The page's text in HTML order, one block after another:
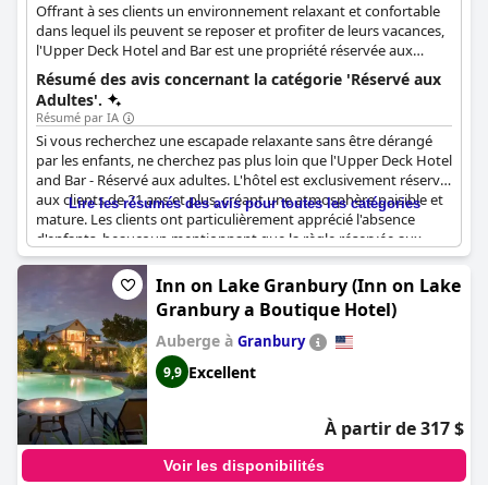
Offrant à ses clients un environnement relaxant et confortable
dans lequel ils peuvent se reposer et profiter de leurs vacances,
l'Upper Deck Hotel and Bar est une propriété réservée aux
adultes qui n'accueille que des personnes âgées de plus de 18
ans. Avec ses options d'hébergement confortables, son bar au
bord de la piscine et ses fêtes excitantes, cet hôtel est idéal pour
les clients qui souhaitent passer des moments excitants et
amusants dans un hébergement convivial.
Résumé des avis concernant la catégorie 'Réservé aux
Adultes'.
Résumé par IA
Si vous recherchez une escapade relaxante sans être dérangé
par les enfants, ne cherchez pas plus loin que l'Upper Deck Hotel
and Bar - Réservé aux adultes. L'hôtel est exclusivement réservé
aux clients de 21 ans et plus, créant une atmosphère paisible et
mature. Les clients ont particulièrement apprécié l'absence
d'enfants, beaucoup mentionnant que la règle réservée aux
adultes les avait convaincus de choisir cet établissement. Les
espaces de jacuzzi et de piscine étaient parfaits pour que les
adultes se détendent et se relaxent. Le spectacle de drag
queens était également un favori parmi les clients, offrant un
divertissement de premier ordre pour un hôtel à prix
raisonnable. L'hôtel est principalement une communauté gay,
donc ceux qui recherchent de tels espaces pourraient le trouver
particulièrement attrayant. L'établissement est proche de la
plage, ce qui en fait une option tout compris idéale pour des
vacances sans enfants. Dans l'ensemble, les clients
recommandent cet hôtel à tous ceux qui recherchent une
expérience réservée aux adultes.
Lire les résumés des avis pour toutes les catégories
Inn on Lake Granbury (Inn on Lake
Granbury a Boutique Hotel)
Auberge à Granbury
9,9 Excellent
À partir de 317 $
Voir les disponibilités